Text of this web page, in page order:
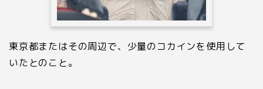
東京都またはその周辺で、少量のコカインを使用して
いたとのこと。